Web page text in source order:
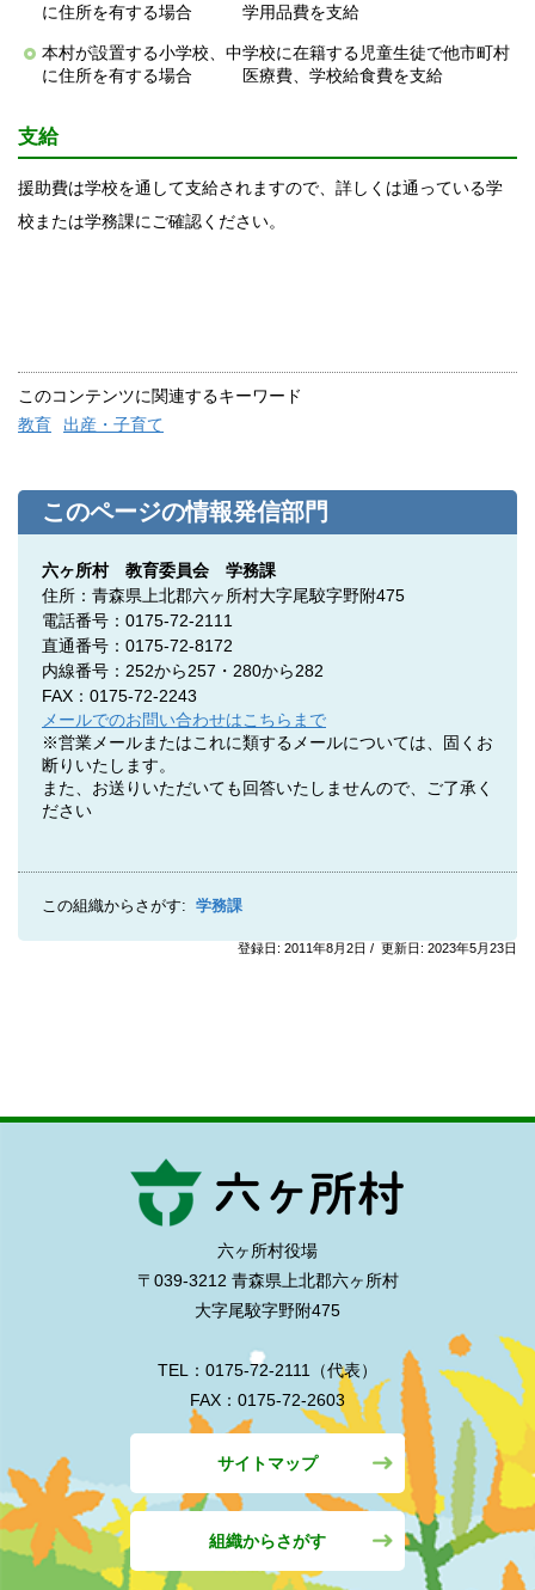
に住所を有する場合 学用品費を支給
本村が設置する小学校、中学校に在籍する児童生徒で他市町村
に住所を有する場合 医療費、学校給食費を支給
支給
援助費は学校を通して支給されますので、詳しくは通っている学
校または学務課にご確認ください。
このコンテンツに関連するキーワード
教育
出産・子育て
このページの情報発信部門
六ヶ所村 教育委員会 学務課
住所：青森県上北郡六ヶ所村大字尾駮字野附475
電話番号：0175-72-2111
直通番号：0175-72-8172
内線番号：252から257・280から282
FAX：0175-72-2243
メールでのお問い合わせはこちらまで
※営業メールまたはこれに類するメールについては、固くお
断りいたします。
また、お送りいただいても回答いたしませんので、ご了承く
ださい
この組織からさがす: 学務課
登録日: 2011年8月2日 / 更新日: 2023年5月23日
六ヶ所村役場
〒039-3212 青森県上北郡六ヶ所村
大字尾駮字野附475
TEL：0175-72-2111（代表）
FAX：0175-72-2603
サイトマップ
組織からさがす